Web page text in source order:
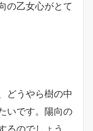
の乙女心がとて
どうやら樹の中
いです。陽向の